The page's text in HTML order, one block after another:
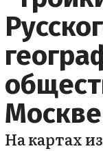
Москве
На картах